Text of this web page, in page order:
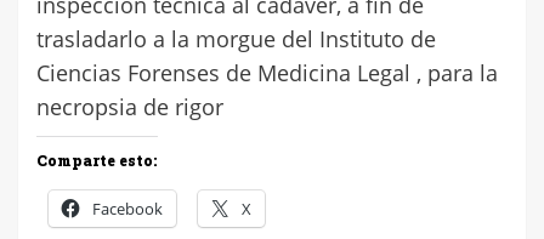
trasladarlo a la morgue del Instituto de
Ciencias Forenses de Medicina Legal , para la
necropsia de rigor
Comparte esto:
Facebook X